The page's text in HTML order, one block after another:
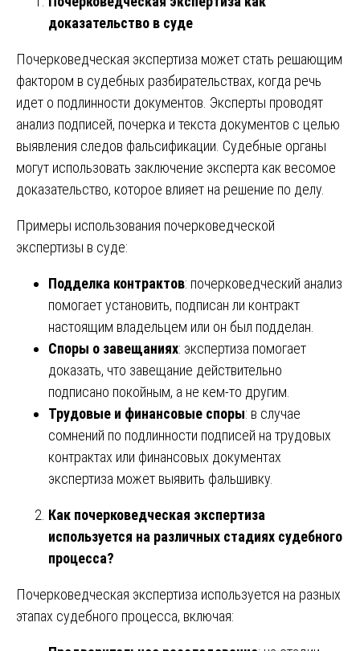
доказательство в суде
Почерковедческая экспертиза может стать решающим
фактором в судебных разбирательствах, когда речь
идет о подлинности документов. Эксперты проводят
анализ подписей, почерка и текста документов с целью
выявления следов фальсификации. Судебные органы
могут использовать заключение эксперта как весомое
доказательство, которое влияет на решение по делу.
Примеры использования почерковедческой
экспертизы в суде:
Подделка контрактов: почерковедческий анализ
помогает установить, подписан ли контракт
настоящим владельцем или он был подделан.
Споры о завещаниях: экспертиза помогает
доказать, что завещание действительно
подписано покойным, а не кем-то другим.
Трудовые и финансовые споры: в случае
сомнений по подлинности подписей на трудовых
контрактах или финансовых документах
экспертиза может выявить фальшивку.
Как почерковедческая экспертиза
используется на различных стадиях судебного
процесса?
Почерковедческая экспертиза используется на разных
этапах судебного процесса, включая: